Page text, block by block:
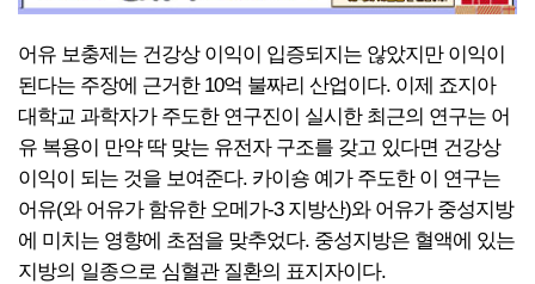
어유 보충제는 건강상 이익이 입증되지는 않았지만 이익이
된다는 주장에 근거한 10억 불짜리 산업이다. 이제 죠지아
대학교 과학자가 주도한 연구진이 실시한 최근의 연구는 어
유 복용이 만약 딱 맞는 유전자 구조를 갖고 있다면 건강상
이익이 되는 것을 보여준다. 카이숑 예가 주도한 이 연구는
어유(와 어유가 함유한 오메가-3 지방산)와 어유가 중성지방
에 미치는 영향에 초점을 맞추었다. 중성지방은 혈액에 있는
지방의 일종으로 심혈관 질환의 표지자이다.